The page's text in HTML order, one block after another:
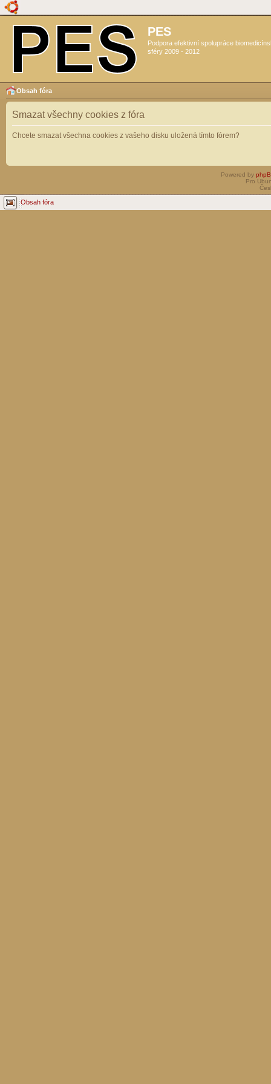
PES
Podpora efektivní spolupráce
sféry 2009 - 2012
Obsah fóra
Smazat všechny cookies z fóra
Chcete smazat všechna cookies z vašeho disku uložená tímto fórem?
Powered by
Pro
Obsah fóra